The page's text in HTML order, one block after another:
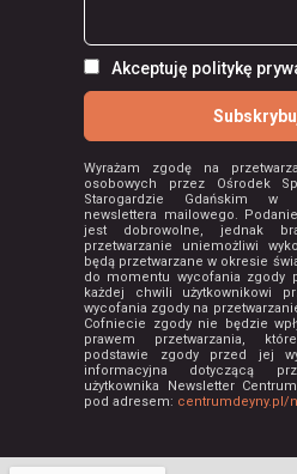
Akceptuję politykę
Wyrażam zgodę na
osobowych przez Ośrodek
Starogardzie Gdańskim w
newslettera mailowego.
jest dobrowolne, jednak
przetwarzanie uniemożliwi
będą przetwarzane w okresie
do momentu wycofania zgody
każdej chwili użytkownikowi
wycofania zgody na
Cofniecie zgody nie będzie
prawem przetwarzania,
podstawie zgody przed jej
informacyjna dotyczącą
użytkownika Newsletter
pod adresem: centrumdeyny.pl/